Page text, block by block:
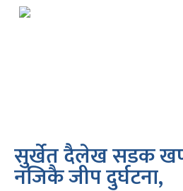
सुर्खेत दैलेख सडक
नजिकै जीप दुर्घटना,